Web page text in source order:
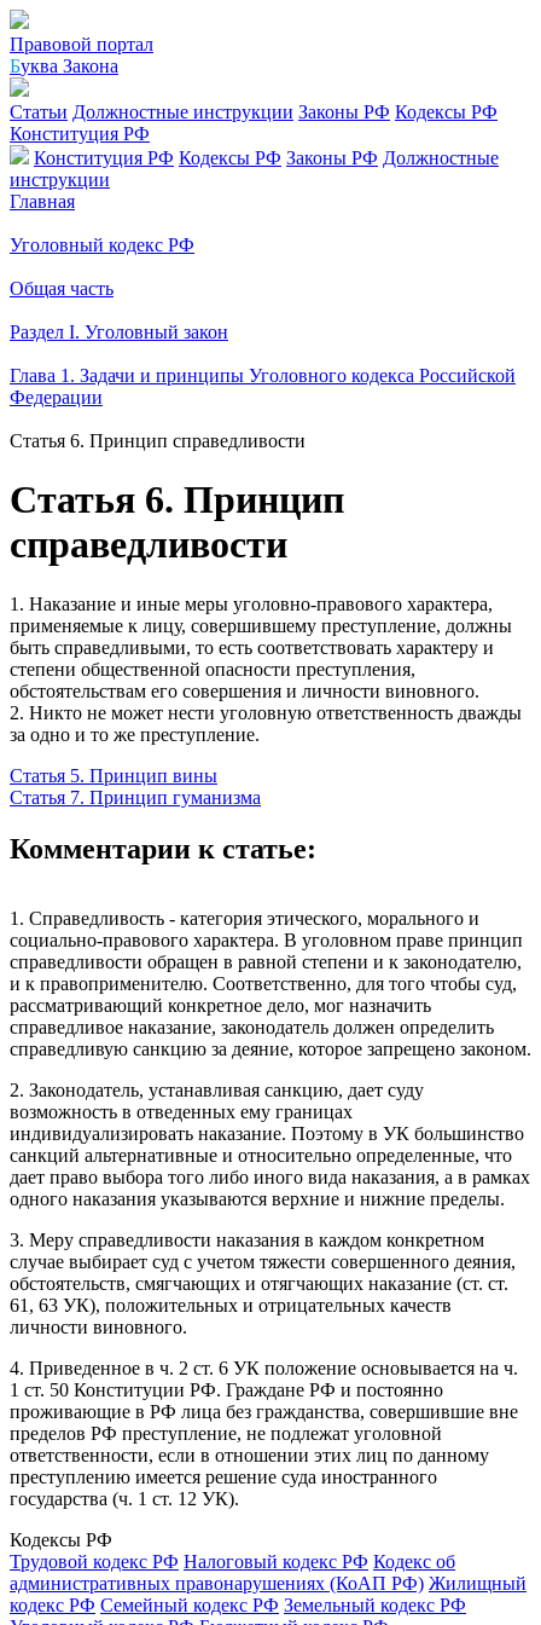
Правовой портал
Буква Закона
Статьи Должностные инструкции Законы РФ Кодексы РФ
Конституция РФ
Конституция РФ Кодексы РФ Законы РФ Должностные
инструкции
Главная
Уголовный кодекс РФ
Общая часть
Раздел I. Уголовный закон
Глава 1. Задачи и принципы Уголовного кодекса Российской
Федерации
Статья 6. Принцип справедливости
Статья 6. Принцип
справедливости
1. Наказание и иные меры уголовно-правового характера,
применяемые к лицу, совершившему преступление, должны
быть справедливыми, то есть соответствовать характеру и
степени общественной опасности преступления,
обстоятельствам его совершения и личности виновного.
2. Никто не может нести уголовную ответственность дважды
за одно и то же преступление.
Статья 5. Принцип вины
Статья 7. Принцип гуманизма
Комментарии к статье:
1. Справедливость - категория этического, морального и
социально-правового характера. В уголовном праве принцип
справедливости обращен в равной степени и к законодателю,
и к правоприменителю. Соответственно, для того чтобы суд,
рассматривающий конкретное дело, мог назначить
справедливое наказание, законодатель должен определить
справедливую санкцию за деяние, которое запрещено законом.
2. Законодатель, устанавливая санкцию, дает суду
возможность в отведенных ему границах
индивидуализировать наказание. Поэтому в УК большинство
санкций альтернативные и относительно определенные, что
дает право выбора того либо иного вида наказания, а в рамках
одного наказания указываются верхние и нижние пределы.
3. Меру справедливости наказания в каждом конкретном
случае выбирает суд с учетом тяжести совершенного деяния,
обстоятельств, смягчающих и отягчающих наказание (ст. ст.
61, 63 УК), положительных и отрицательных качеств
личности виновного.
4. Приведенное в ч. 2 ст. 6 УК положение основывается на ч.
1 ст. 50 Конституции РФ. Граждане РФ и постоянно
проживающие в РФ лица без гражданства, совершившие вне
пределов РФ преступление, не подлежат уголовной
ответственности, если в отношении этих лиц по данному
преступлению имеется решение суда иностранного
государства (ч. 1 ст. 12 УК).
Кодексы РФ
Трудовой кодекс РФ Налоговый кодекс РФ Кодекс об
административных правонарушениях (КоАП РФ) Жилищный
кодекс РФ Семейный кодекс РФ Земельный кодекс РФ